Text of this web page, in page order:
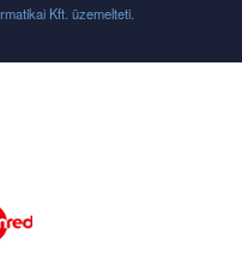
Kft. üzemelteti.